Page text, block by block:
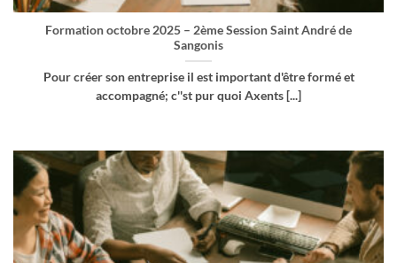
Formation octobre 2025 – 2ème Session Saint André de
Sangonis
Pour créer son entreprise il est important d'être formé et
accompagné; c''st pur quoi Axents [...]